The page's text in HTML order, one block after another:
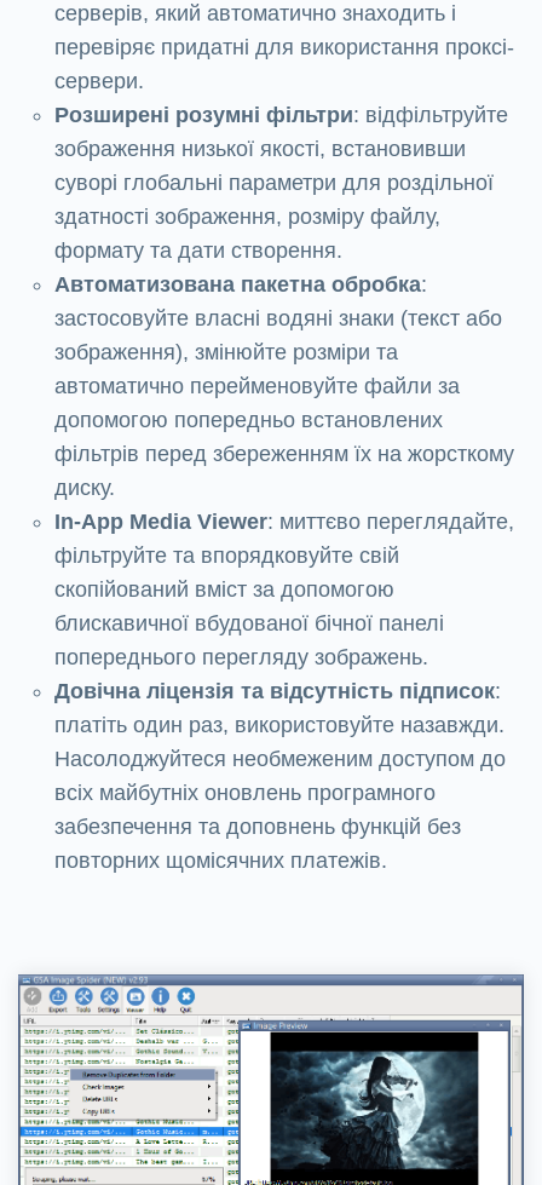
серверів, який автоматично знаходить і
перевіряє придатні для використання проксі-
сервери.
Розширені розумні фільтри: відфільтруйте
зображення низької якості, встановивши
суворі глобальні параметри для роздільної
здатності зображення, розміру файлу,
формату та дати створення.
Автоматизована пакетна обробка:
застосовуйте власні водяні знаки (текст або
зображення), змінюйте розміри та
автоматично перейменовуйте файли за
допомогою попередньо встановлених
фільтрів перед збереженням їх на жорсткому
диску.
In-App Media Viewer: миттєво переглядайте,
фільтруйте та впорядковуйте свій
скопійований вміст за допомогою
блискавичної вбудованої бічної панелі
попереднього перегляду зображень.
Довічна ліцензія та відсутність підписок:
платіть один раз, використовуйте назавжди.
Насолоджуйтеся необмеженим доступом до
всіх майбутніх оновлень програмного
забезпечення та доповнень функцій без
повторних щомісячних платежів.